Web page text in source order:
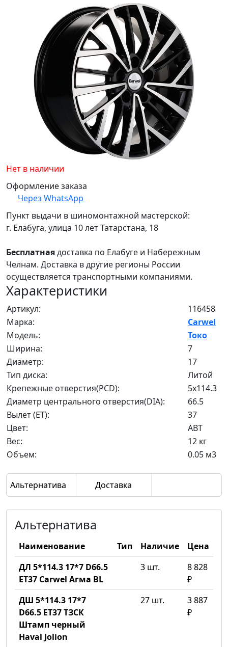
Нет в наличии
Оформление заказа
Через WhatsApp
Пункт выдачи в шиномонтажной мастерской:
г. Елабуга, улица 10 лет Татарстана, 18
Бесплатнаядоставка по Елабуге и Набережным
Челнам. Доставка в другие регионы России
осуществляется транспортными компаниями.
Характеристики
Артикул:
116458
Марка:
Carwel
Модель:
Токо
Ширина:
7
Диаметр:
17
Тип диска:
Литой
Крепежные отверстия(PCD):
5x114.3
Диаметр центрального отверстия(DIA):
66.5
Вылет (ET):
37
Цвет:
ABT
Вес:
12 кг
Объем:
0.05 м3
Альтернатива Доставка
Альтернатива
Наименование Тип Наличие
Цена
ДЛ 5*114.3 17*7 D66.5
ET37 Carwel Агма BL
3 шт.
8 828
₽
ДШ 5*114.3 17*7
D66.5 ET37 ТЗСК
Штамп черный
Haval Jolion
27 шт.
3 887
₽